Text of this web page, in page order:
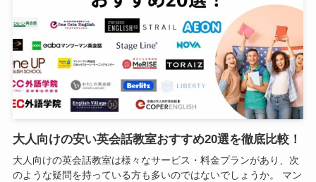
大人向けの安い英会話教室おすすめ20選を徹底比較！
大人向けの英会話教室は様々なサービス・料金プランがあり、次
のような疑問を持っている方も多いのではないでしょうか。 マン